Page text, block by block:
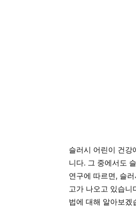
슬러시 어린이 건강
니다. 그 중에서도
연구에 따르면, 슬
고가 나오고 있습
법에 대해 알아보겠